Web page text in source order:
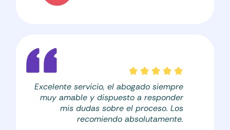
Excelente servicio, el abogado siempre
muy amable y dispuesto a responder
mis dudas sobre el proceso. Los
recomiendo absolutamente.